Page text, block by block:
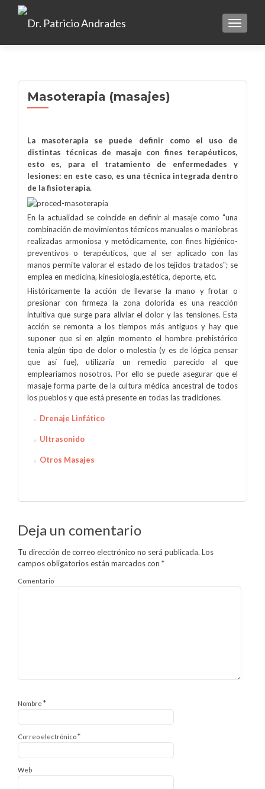
Masoterapia (masajes)
La masoterapia se puede definir como el uso de
distintas técnicas de masaje con fines terapéuticos,
esto es, para el tratamiento de enfermedades y
lesiones: en este caso, es una técnica integrada dentro
de la fisioterapia.
En la actualidad se coincide en definir al masaje como "una
combinación de movimientos técnicos manuales o maniobras
realizadas armoniosa y metódicamente, con fines higiénico-
preventivos o terapéuticos, que al ser aplicado con las
manos permite valorar el estado de los tejidos tratados"; se
emplea en medicina, kinesiología,estética, deporte, etc.
Históricamente la acción de llevarse la mano y frotar o
presionar con firmeza la zona dolorida es una reacción
intuitiva que surge para aliviar el dolor y las tensiones. Esta
acción se remonta a los tiempos más antiguos y hay que
suponer que si en algún momento el hombre prehistórico
tenía algún tipo de dolor o molestia (y es de lógica pensar
que así fue), utilizaría un remedio parecido al que
emplearíamos nosotros. Por ello se puede asegurar que el
masaje forma parte de la cultura médica ancestral de todos
los pueblos y que está presente en todas las tradiciones.
Drenaje Linfático
Ultrasonido
Otros Masajes
Deja un comentario
Tu dirección de correo electrónico no será publicada. Los
campos obligatorios están marcados con *
Comentario
Nombre *
Correo electrónico*
Web